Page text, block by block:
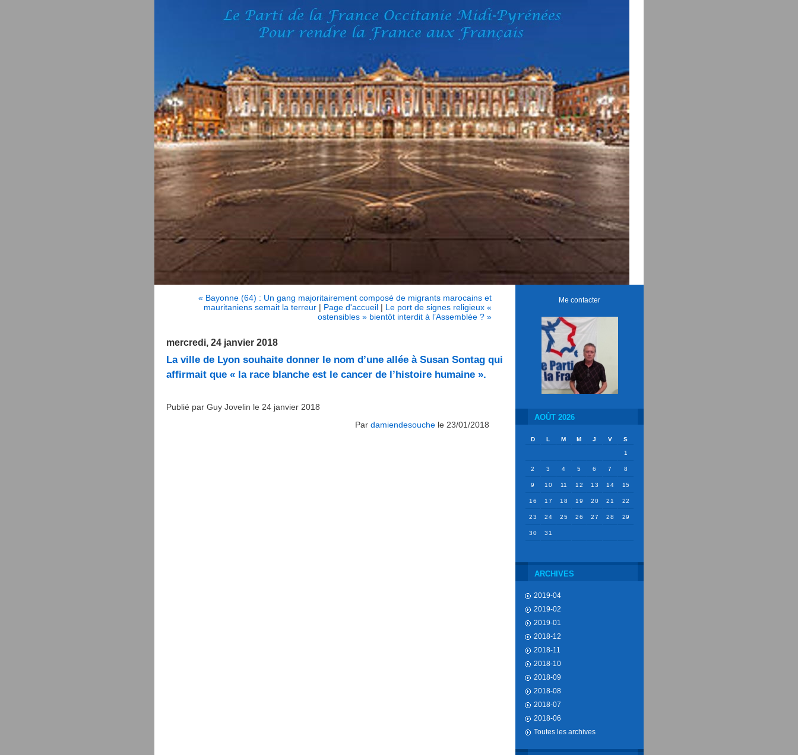
Me contacter
AOÛT 2026
D L M M J V S
1
2 3 4 5 6 7 8
9 10 11 12 13 14 15
16 17 18 19 20 21 22
23 24 25 26 27 28 29
30 31
ARCHIVES
2019-04
2019-02
2019-01
2018-12
2018-11
2018-10
2018-09
2018-08
2018-07
2018-06
Toutes les archives
« Bayonne (64) : Un gang majoritairement composé de migrants marocains et
mauritaniens semait la terreur | Page d'accueil | Le port de signes religieux «
ostensibles » bientôt interdit à l’Assemblée ? »
mercredi, 24 janvier 2018
La ville de Lyon souhaite donner le nom d’une allée à Susan Sontag qui
affirmait que « la race blanche est le cancer de l’histoire humaine ».
Publié par Guy Jovelin le 24 janvier 2018
Par damiendesouche le 23/01/2018